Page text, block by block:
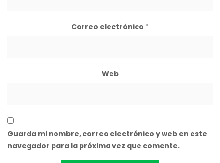
Correo electrónico *
Web
Guarda mi nombre, correo electrónico y web en este
navegador para la próxima vez que comente.